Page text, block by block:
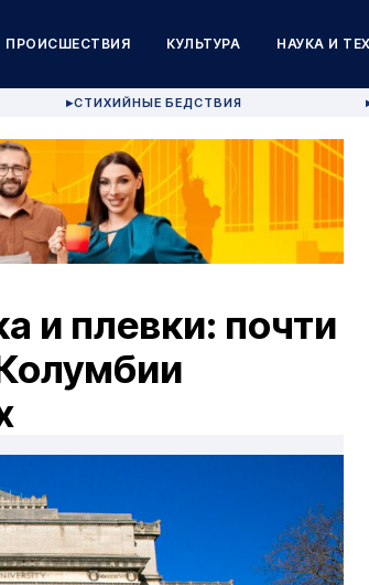
ПРОИСШЕСТВИЯ КУЛЬТУРА НАУКА И
▶СТИХИЙНЫЕ БЕДСТВИЯ
и плевки: почти